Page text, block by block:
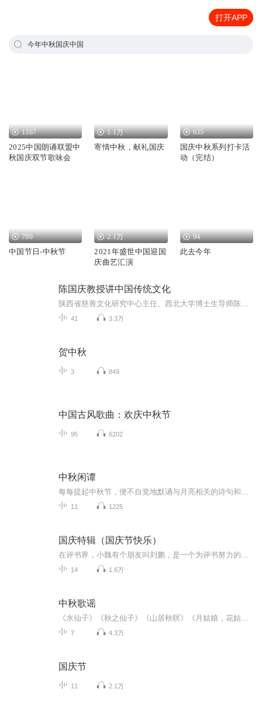
打开APP
今年中秋国庆中国
1367
2025中国朗诵联盟中
秋国庆双节歌咏会
1.1万
寄情中秋，献礼国庆
635
国庆中秋系列打卡活
动（完结）
790
中国节日-中秋节
2.1万
2021年盛世中国迎国
庆曲艺汇演
94
此去今年
陈国庆教授讲中国传统文化
41 3.3万
贺中秋
3 849
中国古风歌曲：欢庆中秋节
95 6202
中秋闲谭
11 1225
国庆特辑（国庆节快乐）
14 1.6万
中秋歌谣
7 4.3万
国庆节
11 2.1万